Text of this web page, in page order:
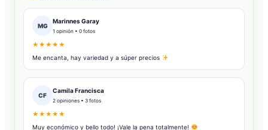
MG
Marinnes Garay
1 opinión • 0 fotos
★★★★★
Me encanta, hay variedad y a súper precios
CF
Camila Francisca
2 opiniones • 3 fotos
★★★★★
Muy económico y bello todo! ¡Vale la pena totalmente!